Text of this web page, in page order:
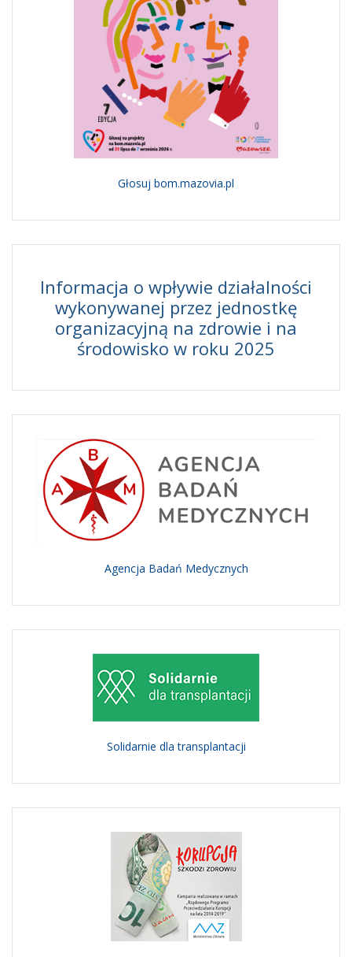
Głosuj bom.mazovia.pl
Informacja o wpływie działalności
wykonywanej przez jednostkę
organizacyjną na zdrowie i na
środowisko w roku 2025
Agencja Badań Medycznych
Solidarnie dla transplantacji